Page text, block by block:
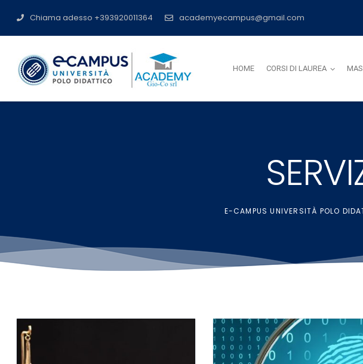
Chiama adesso +393920011364 academyecampus@gmail.com
HOME CORSI DI LAUREA
E-CAMPUS UNIVERSITÀ POLO